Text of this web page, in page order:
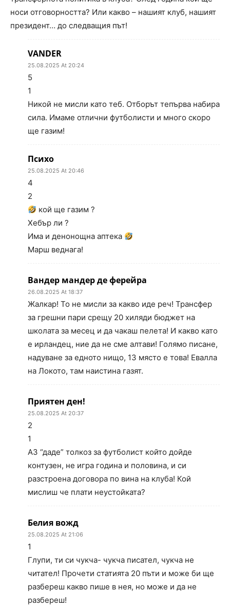
носи отговорността? Или какво – нашият клуб, нашият
президент… до следващия път!
VANDER
25.08.2025 At 20:24
5
1
Никой не мисли като теб. Отборът тепърва набира
сила. Имаме отлични футболисти и много скоро
ще газим!
Психо
25.08.2025 At 20:46
4
2
кой ще газим ?
Хебър ли ?
Има и денонощна аптека
Марш веднага!
Вандер мандер де ферейра
26.08.2025 At 18:37
Жалкар! То не мисли за какво иде реч! Трансфер
за грешни пари срещу 20 хиляди бюджет на
школата за месец и да чакаш пелета! И какво като
е ирландец, ние да не сме алтави! Голямо писане,
надуване за едното нищо, 13 място е това! Евалла
на Локото, там наистина газят.
Приятен ден!
25.08.2025 At 20:37
2
1
АЗ “даде” толкоз за футболист който дойде
контузен, не игра година и половина, и си
разстроена договора по вина на клуба! Кой
мислиш че плати неустойката?
Белия вожд
25.08.2025 At 21:06
1
Глупи, ти си чукча- чукча писател, чукча не
читател! Прочети статията 20 пъти и може би ще
разбереш какво пише в нея, но може и да не
разбереш!